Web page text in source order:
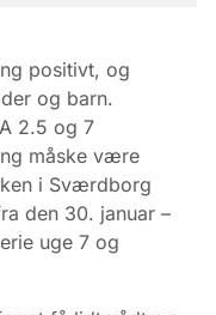
positivt, og
og barn.
2.5 og 7
måske være
i Sværdborg
den 30. januar –
uge 7 og